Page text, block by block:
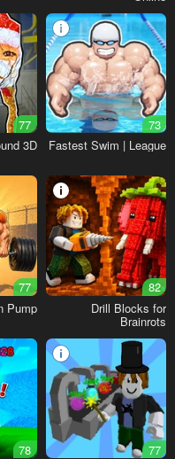
73
Fastest Swim | League
77
3D
82
Drill Blocks for
Brainrots
77
Pump
77
78